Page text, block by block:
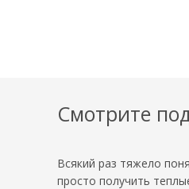
Смотрите
Всякий раз тяжело
просто получить